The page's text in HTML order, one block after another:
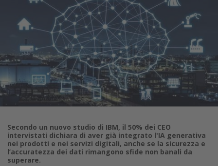
Secondo un nuovo studio di IBM, il 50% dei CEO
intervistati dichiara di aver già integrato l'IA generativa
nei prodotti e nei servizi digitali, anche se la sicurezza e
l’accuratezza dei dati rimangono sfide non banali da
superare.